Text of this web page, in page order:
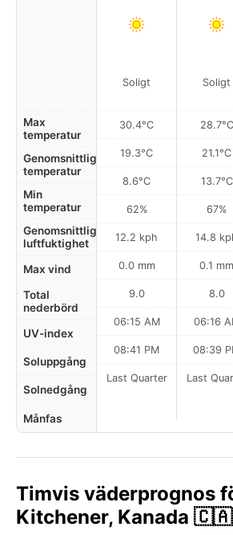
Max
temperatur
Genomsnittlig
temperatur
Min
temperatur
Genomsnittlig
luftfuktighet
Max vind
Total
nederbörd
UV-index
Soluppgång
Solnedgång
Månfas
Soligt
30.4°C
19.3°C
8.6°C
62%
12.2 kph
0.0 mm
9.0
06:15 AM
08:41 PM
Last Quarter
Soligt
28.7°C
21.1°C
13.7°C
67%
14.8
0.1 mm
8.0
06:16
08:39
Last
Timvis väderprognos
Kitchener, Kanada